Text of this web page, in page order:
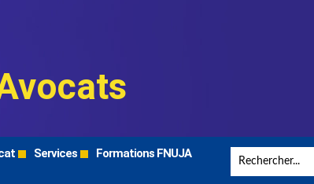
Services
Formations FNUJA